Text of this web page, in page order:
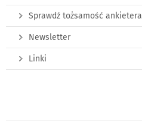
Sprawdź tożsamość ankietera
Newsletter
Linki